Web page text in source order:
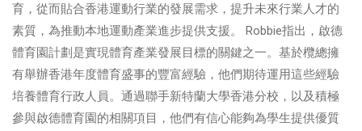
育，從而貼合香港運動行業的發展需求，提升未來行業人才的
素質，為推動本地運動產業進步提供支援。 Robbie指出，啟德
體育園計劃是實現體育產業發展目標的關鍵之一。基於欖總擁
有舉辦香港年度體育盛事的豐富經驗，他們期待運用這些經驗
培養體育行政人員。通過聯手新特蘭大學香港分校，以及積極
參與啟德體育園的相關項目，他們有信心能夠為學生提供優質